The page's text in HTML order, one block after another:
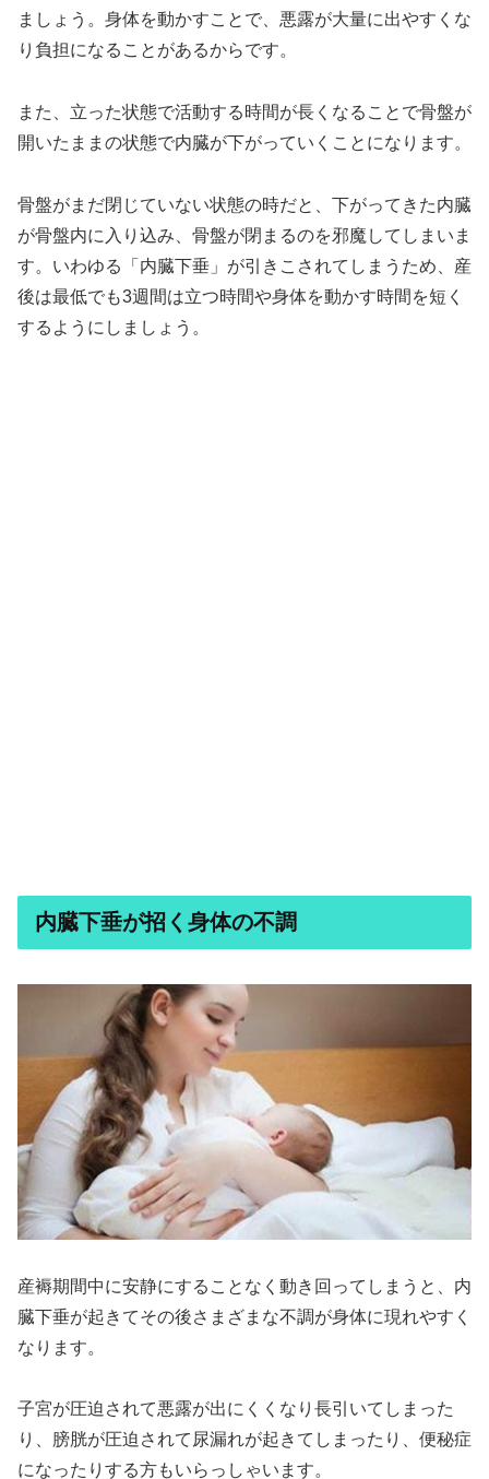
ましょう。身体を動かすことで、悪露が大量に出やすくな
り負担になることがあるからです。
また、立った状態で活動する時間が長くなることで骨盤が
開いたままの状態で内臓が下がっていくことになります。
骨盤がまだ閉じていない状態の時だと、下がってきた内臓
が骨盤内に入り込み、骨盤が閉まるのを邪魔してしまいま
す。いわゆる「内臓下垂」が引きこされてしまうため、産
後は最低でも3週間は立つ時間や身体を動かす時間を短く
するようにしましょう。
内臓下垂が招く身体の不調
産褥期間中に安静にすることなく動き回ってしまうと、内
臓下垂が起きてその後さまざまな不調が身体に現れやすく
なります。
子宮が圧迫されて悪露が出にくくなり長引いてしまった
り、膀胱が圧迫されて尿漏れが起きてしまったり、便秘症
になったりする方もいらっしゃいます。